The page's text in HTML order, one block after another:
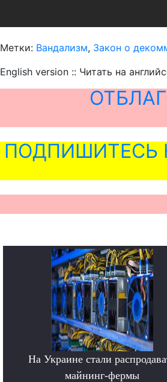
Метки: Вандализм, Закон о
English version :: Читать на
ПОДПИШИТЕСЬ
На Украине стали
майнинг-фермы